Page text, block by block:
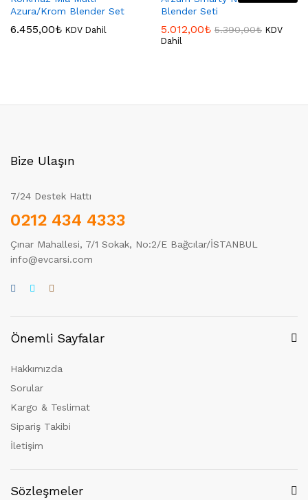
Azura/Krom Blender Set
6.455,00₺ KDV Dahil
Blender Seti
5.012,00₺ 5.390,00₺ KDV
Dahil
Bize Ulaşın
7/24 Destek Hattı
0212 434 4333
Çınar Mahallesi, 7/1 Sokak, No:2/E Bağcılar/İSTANBUL
info@evcarsi.com
Önemli Sayfalar
Hakkımızda
Sorular
Kargo & Teslimat
Sipariş Takibi
İletişim
Sözleşmeler